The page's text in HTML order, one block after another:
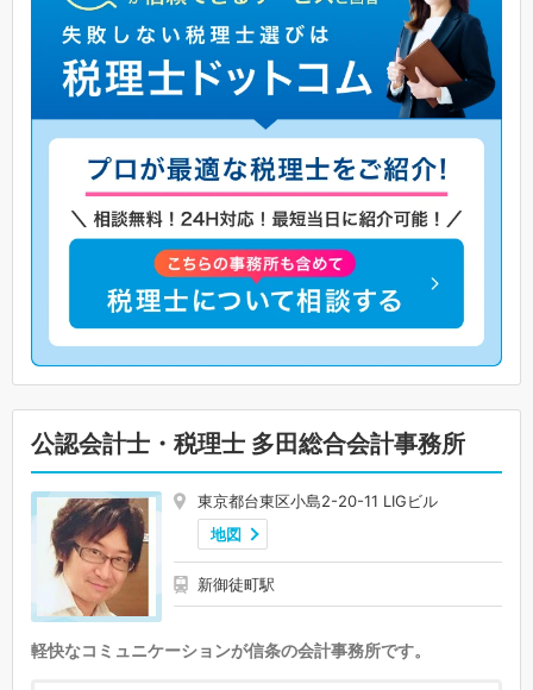
公認会計士・税理士 多田総合会計事務所
東京都台東区小島2-20-11 LIGビル
地図
新御徒町駅
軽快なコミュニケーションが信条の会計事務所です。